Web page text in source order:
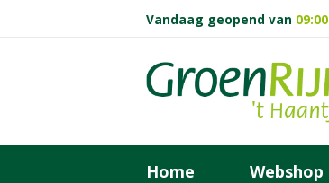
Vandaag geopend van 09:00
Home Webshop